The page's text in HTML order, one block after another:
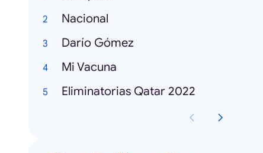
Nacional
Darío Gómez
Mi Vacuna
Eliminatorias Qatar 2022